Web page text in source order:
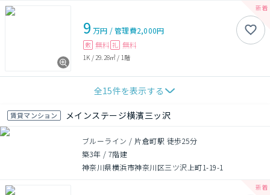
9 万円 /管理費2,000円
敷 無料 礼 無料
1K / 29.28㎡ / 1階
全15件を表示する
賃貸マンション メインステージ横濱三ッ沢
ブルーライン / 片倉町駅 徒歩25分
築3年 / 7階建
神奈川県横浜市神奈川区三ツ沢上町1-19-1